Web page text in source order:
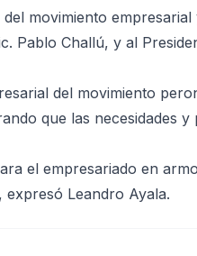
movimiento
Pablo Challú, y al
del movimiento
que las necesidades y
el empresariado en
Leandro Ayala.